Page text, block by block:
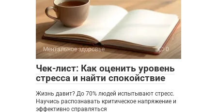
Ментальное здоровье 0
Чек-лист: Как оценить уровень
стресса и найти спокойствие
Жизнь давит? До 70% людей испытывают стресс.
Научись распознавать критическое напряжение и
эффективно справляться